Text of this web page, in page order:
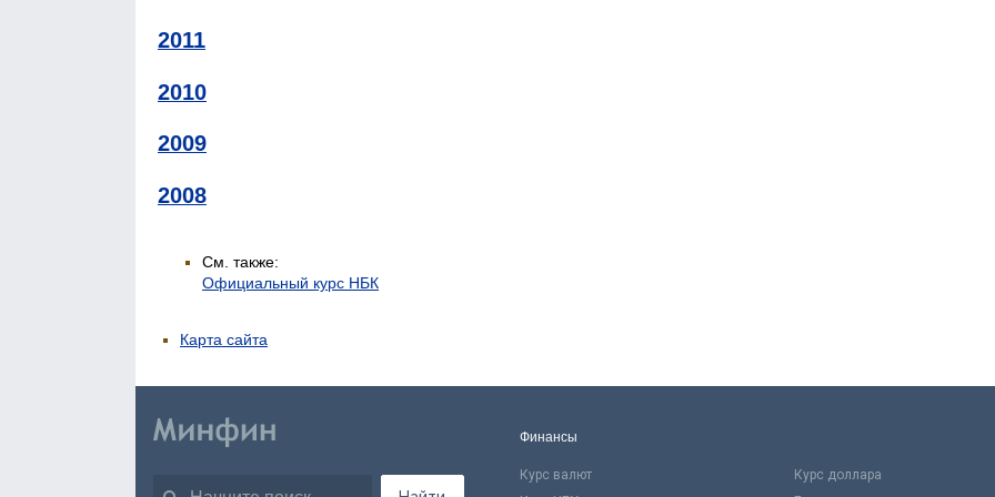
2011
2010
2009
2008
См. также:
Официальный курс НБК
Карта сайта
Финансы
Курс валют Курс доллара